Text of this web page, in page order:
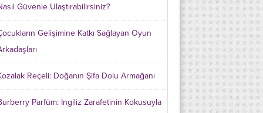
Güvenle Ulaştırabilirsiniz?
Gelişimine Katkı Sağlayan Oyun
Reçeli: Doğanın Şifa Dolu Armağanı
Parfüm: İngiliz Zarafetinin Kokusuyla